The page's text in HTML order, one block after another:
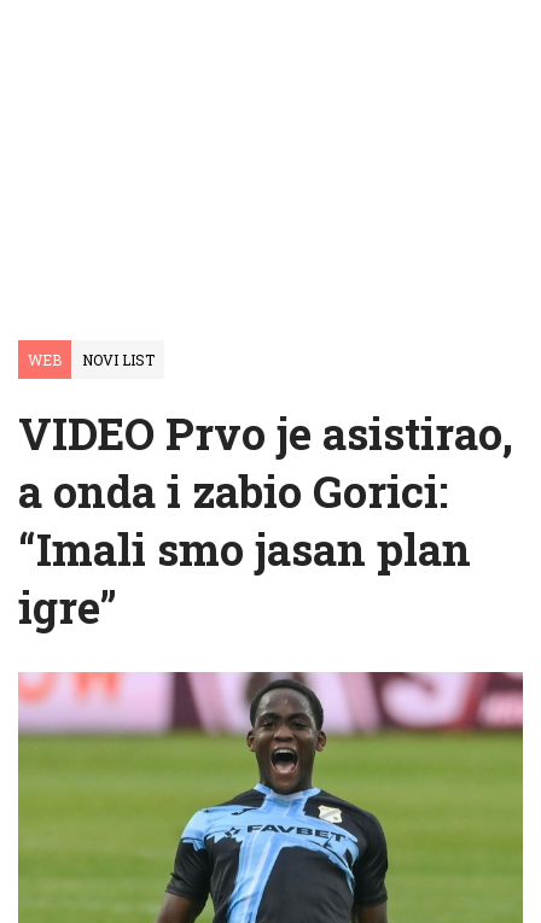
WEB NOVI LIST
VIDEO Prvo je asistirao,
a onda i zabio Gorici:
“Imali smo jasan plan
igre”